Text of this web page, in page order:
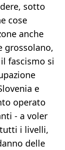
sotto
cose
anche
grossolano,
fascismo si
e
operato
- a voler
tutti i livelli,
delle